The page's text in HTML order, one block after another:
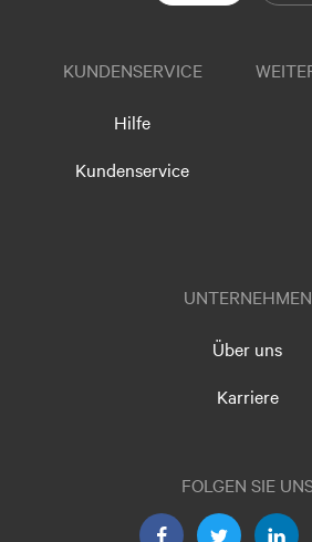
KUNDENSERVICE
Hilfe
Kundenservice
UNTERNEHMEN
Über uns
Karriere
FOLGEN SIE